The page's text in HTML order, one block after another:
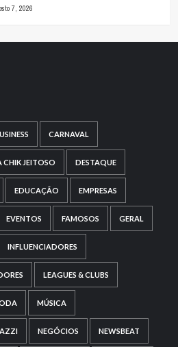
7, 2026
CARNAVAL
CHIK JEITOSO DESTAQUE
EDUCAÇÃO EMPRESAS
EVENTOS FAMOSOS GERAL
INFLUENCIADORES
LEAGUES & CLUBS
MÚSICA
NEGÓCIOS NEWSBEAT